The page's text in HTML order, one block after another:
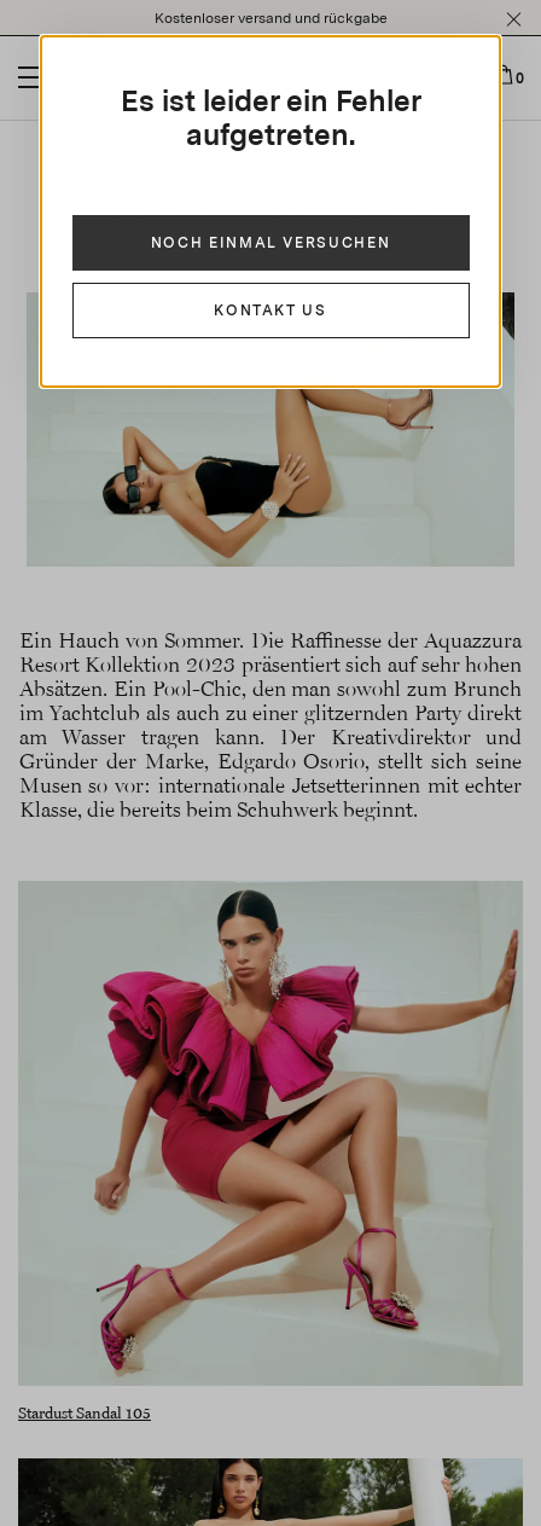
Kostenloser versand und rückgabe
0
Es ist leider ein Fehler
aufgetreten.
NOCH EINMAL VERSUCHEN
KONTAKT US
Resort 2023 Collection
Ein Hauch von Sommer. Die Raffinesse der Aquazzura
Resort Kollektion 2023 präsentiert sich auf sehr hohen
Absätzen. Ein Pool-Chic, den man sowohl zum Brunch
im Yachtclub als auch zu einer glitzernden Party direkt
am Wasser tragen kann. Der Kreativdirektor und
Gründer der Marke, Edgardo Osorio, stellt sich seine
Musen so vor: internationale Jetsetterinnen mit echter
Klasse, die bereits beim Schuhwerk beginnt.
Stardust Sandal 105